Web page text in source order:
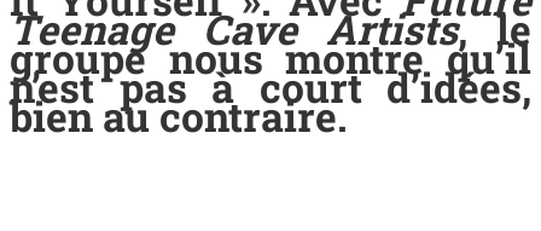
Teenage Cave Artists, le
groupe nous montre qu’il
n’est pas à court d’idées,
bien au contraire.